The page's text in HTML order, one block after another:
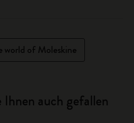
world of Moleskine
auch gefallen